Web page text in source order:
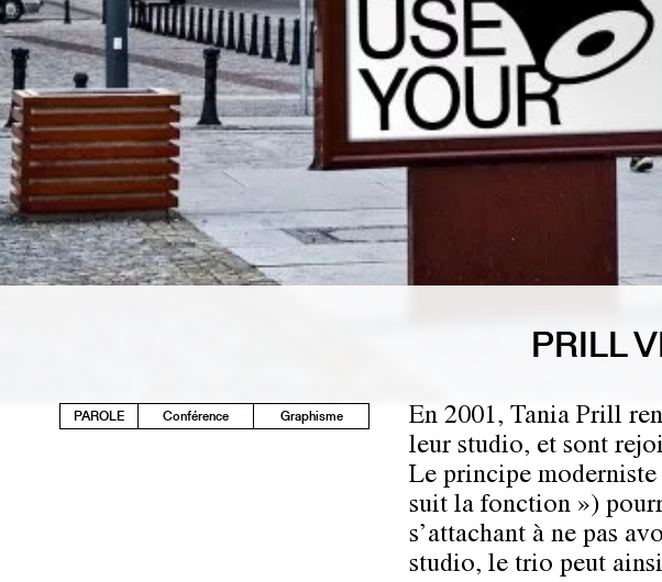
PRILL
PAROLE Conférence Graphisme
En 2001, Tania Prill
leur studio, et sont
Le principe
suit la fonction »)
s’attachant à ne pas
studio, le trio peut